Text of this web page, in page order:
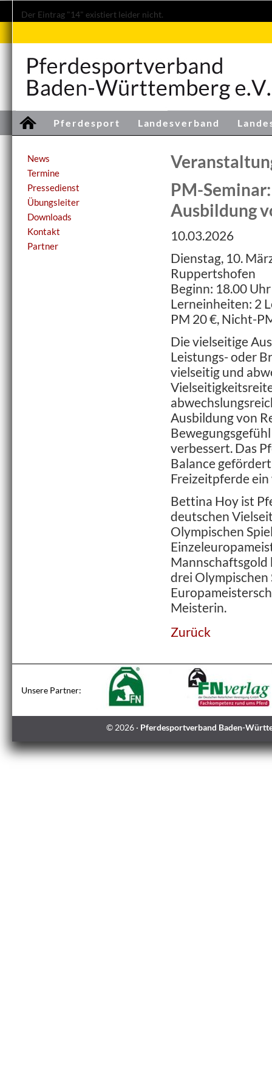
Der Eintrag "14" existiert leider nicht.
Pferdesport Landesverband
News
Termine
Pressedienst
Übungsleiter
Downloads
Kontakt
Partner
PM-
Ausbildung
10.03.2026
Dienstag, 10.
Ruppertshofen
Beginn: 18.00
Lerneinheiten: 2
PM 20 €, Nicht-
Die vielseitige
Leistungs- oder
vielseitig und
Ausbildung von
verbessert. Das
Balance
Freizeitpferde
Bettina Hoy ist
deutschen
Olympischen
Mannschaftsgold
drei
Meisterin.
Zurück
© 2026 · Pferdesportverband Baden-